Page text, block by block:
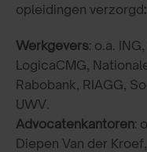
opleidingen verzorgd:
Werkgevers: o.a.
LogicaCMG,
Rabobank, RIAGG,
UWV.
Advocatenkantoren:
Diepen Van der